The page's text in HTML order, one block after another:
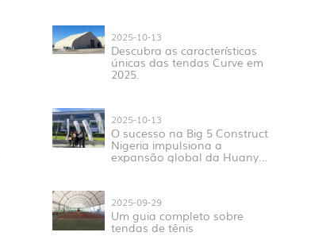
2025-10-13
Descubra as características
únicas das tendas Curve em
2025.
2025-10-13
O sucesso na Big 5 Construct
Nigeria impulsiona a
expansão global da Huanyu
2025-09-29
Um guia completo sobre
tendas de tênis